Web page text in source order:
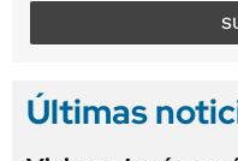
Últimas